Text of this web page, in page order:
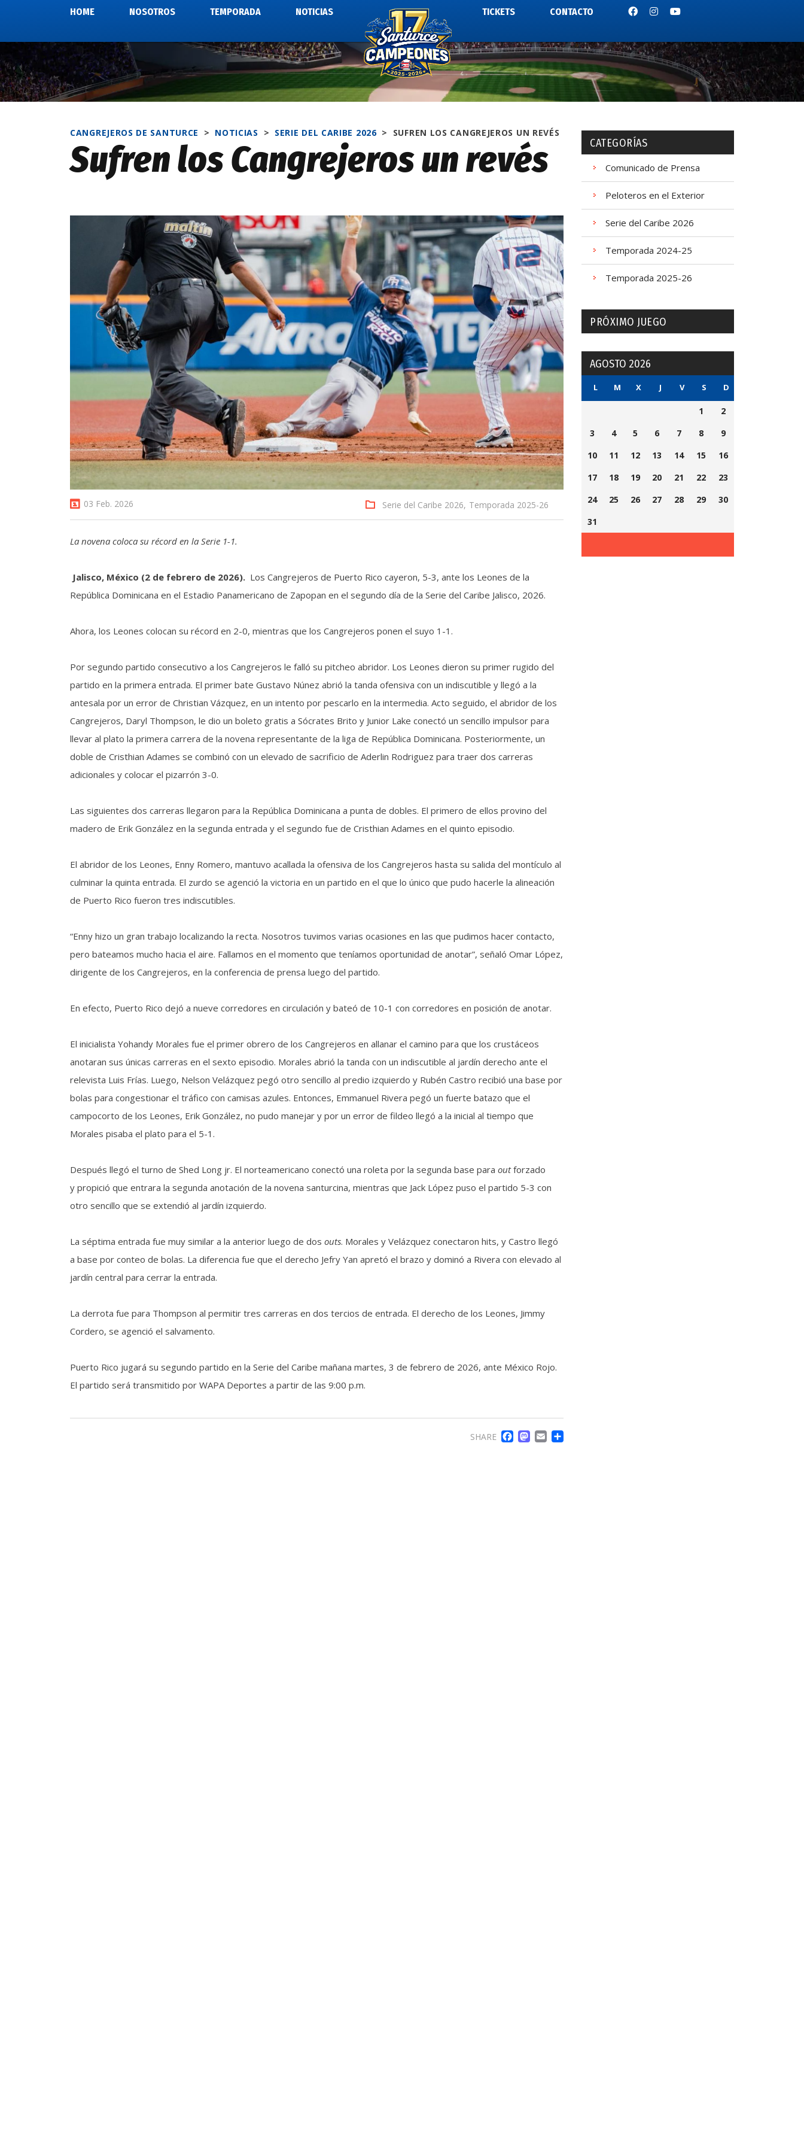
HOME NOSOTROS TEMPORADA NOTICIAS TICKETS CONTACTO
CANGREJEROS DE SANTURCE > NOTICIAS > SERIE DEL CARIBE 2026 > SUFREN LOS CANGREJEROS UN REVÉS
Sufren los Cangrejeros un revés
03 Feb. 2026 Serie del Caribe 2026, Temporada 2025-26
La novena coloca su récord en la Serie 1-1.
Jalisco, México (2 de febrero de 2026). Los Cangrejeros de Puerto Rico cayeron, 5-3, ante los Leones de la
República Dominicana en el Estadio Panamericano de Zapopan en el segundo día de la Serie del Caribe Jalisco, 2026.
Ahora, los Leones colocan su récord en 2-0, mientras que los Cangrejeros ponen el suyo 1-1.
Por segundo partido consecutivo a los Cangrejeros le falló su pitcheo abridor. Los Leones dieron su primer rugido del
partido en la primera entrada. El primer bate Gustavo Núnez abrió la tanda ofensiva con un indiscutible y llegó a la
antesala por un error de Christian Vázquez, en un intento por pescarlo en la intermedia. Acto seguido, el abridor de los
Cangrejeros, Daryl Thompson, le dio un boleto gratis a Sócrates Brito y Junior Lake conectó un sencillo impulsor para
llevar al plato la primera carrera de la novena representante de la liga de República Dominicana. Posteriormente, un
doble de Cristhian Adames se combinó con un elevado de sacrificio de Aderlin Rodriguez para traer dos carreras
adicionales y colocar el pizarrón 3-0.
Las siguientes dos carreras llegaron para la República Dominicana a punta de dobles. El primero de ellos provino del
madero de Erik González en la segunda entrada y el segundo fue de Cristhian Adames en el quinto episodio.
El abridor de los Leones, Enny Romero, mantuvo acallada la ofensiva de los Cangrejeros hasta su salida del montículo al
culminar la quinta entrada. El zurdo se agenció la victoria en un partido en el que lo único que pudo hacerle la alineación
de Puerto Rico fueron tres indiscutibles.
“Enny hizo un gran trabajo localizando la recta. Nosotros tuvimos varias ocasiones en las que pudimos hacer contacto,
pero bateamos mucho hacia el aire. Fallamos en el momento que teníamos oportunidad de anotar”, señaló Omar López,
dirigente de los Cangrejeros, en la conferencia de prensa luego del partido.
En efecto, Puerto Rico dejó a nueve corredores en circulación y bateó de 10-1 con corredores en posición de anotar.
El inicialista Yohandy Morales fue el primer obrero de los Cangrejeros en allanar el camino para que los crustáceos
anotaran sus únicas carreras en el sexto episodio. Morales abrió la tanda con un indiscutible al jardín derecho ante el
relevista Luis Frías. Luego, Nelson Velázquez pegó otro sencillo al predio izquierdo y Rubén Castro recibió una base por
bolas para congestionar el tráfico con camisas azules. Entonces, Emmanuel Rivera pegó un fuerte batazo que el
campocorto de los Leones, Erik González, no pudo manejar y por un error de fildeo llegó a la inicial al tiempo que
Morales pisaba el plato para el 5-1.
Después llegó el turno de Shed Long jr. El norteamericano conectó una roleta por la segunda base para outforzado
y propició que entrara la segunda anotación de la novena santurcina, mientras que Jack López puso el partido 5-3 con
otro sencillo que se extendió al jardín izquierdo.
La séptima entrada fue muy similar a la anterior luego de dos outs. Morales y Velázquez conectaron hits, y Castro llegó
a base por conteo de bolas. La diferencia fue que el derecho Jefry Yan apretó el brazo y dominó a Rivera con elevado al
jardín central para cerrar la entrada.
La derrota fue para Thompson al permitir tres carreras en dos tercios de entrada. El derecho de los Leones, Jimmy
Cordero, se agenció el salvamento.
Puerto Rico jugará su segundo partido en la Serie del Caribe mañana martes, 3 de febrero de 2026, ante México Rojo.
El partido será transmitido por WAPA Deportes a partir de las 9:00 p.m.
SHARE FACEBOOK
MASTODON
EMAIL
CATEGORÍAS
Comunicado de Prensa
Peloteros en el Exterior
Serie del Caribe 2026
Temporada 2024-25
Temporada 2025-26
PRÓXIMO JUEGO
AGOSTO 2026
L M X J V S D
1
2
3
4 5 6 7 8
9
10
11 12 13 14 15
16
17
18 19 20 21 22
23
24
25 26 27 28 29
30
31